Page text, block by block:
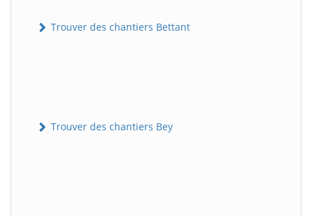
Trouver des chantiers Bettant
Trouver des chantiers Bey